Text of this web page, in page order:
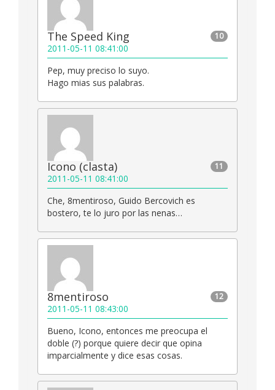
10
The Speed King
2011-05-11 08:41:00
Pep, muy preciso lo suyo.
Hago mias sus palabras.
11
Icono (clasta)
2011-05-11 08:41:00
Che, 8mentiroso, Guido Bercovich es
bostero, te lo juro por las nenas…
12
8mentiroso
2011-05-11 08:43:00
Bueno, Icono, entonces me preocupa el
doble (?) porque quiere decir que opina
imparcialmente y dice esas cosas.